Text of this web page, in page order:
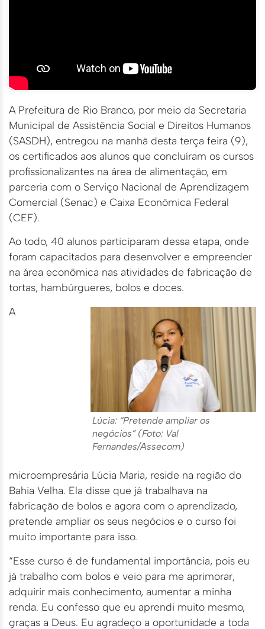
A Prefeitura de Rio Branco, por meio da Secretaria
Municipal de Assistência Social e Direitos Humanos
(SASDH), entregou na manhã desta terça feira (9),
os certificados aos alunos que concluíram os cursos
profissionalizantes na área de alimentação, em
parceria com o Serviço Nacional de Aprendizagem
Comercial (Senac) e Caixa Econômica Federal
(CEF).
Ao todo, 40 alunos participaram dessa etapa, onde
foram capacitados para desenvolver e empreender
na área econômica nas atividades de fabricação de
tortas, hambúrgueres, bolos e doces.
Lúcia: “Pretende ampliar os
negócios” (Foto: Val
Fernandes/Assecom)
A
microempresária Lúcia Maria, reside na região do
Bahia Velha. Ela disse que já trabalhava na
fabricação de bolos e agora com o aprendizado,
pretende ampliar os seus negócios e o curso foi
muito importante para isso.
“Esse curso é de fundamental importância, pois eu
já trabalho com bolos e veio para me aprimorar,
adquirir mais conhecimento, aumentar a minha
renda. Eu confesso que eu aprendi muito mesmo,
graças a Deus. Eu agradeço a oportunidade a toda